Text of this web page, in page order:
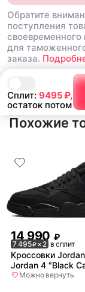
Сплит: 9495₽,
остаток потом
Обратите
поступления
для
заказа.
Похожие
14 990 ₽
7 495₽× 2 в сплит
Кроссовки
Jordan 4 "Black
Можно вернуть